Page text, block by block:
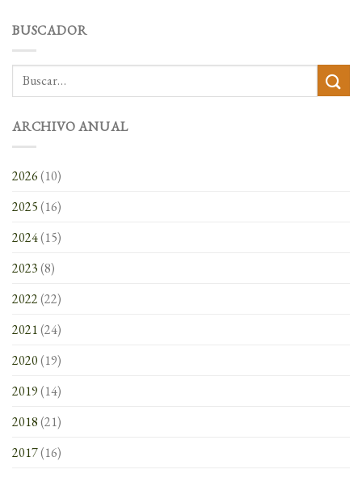
BUSCADOR
ARCHIVO ANUAL
2026(10)
2025(16)
2024(15)
2023(8)
2022(22)
2021(24)
2020(19)
2019(14)
2018(21)
2017(16)